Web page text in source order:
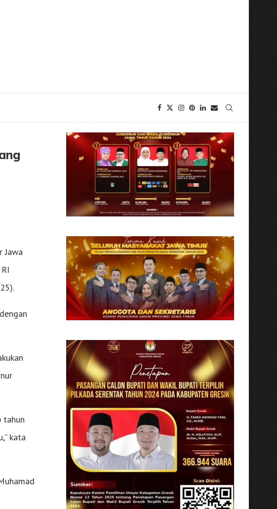
Jawa
tahun
kata